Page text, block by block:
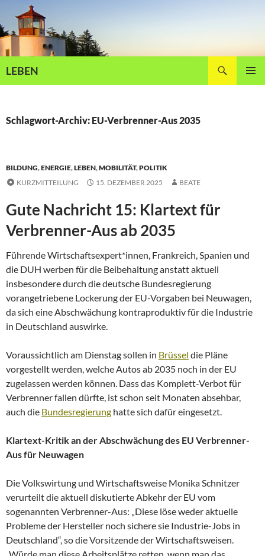
Inhalt
springen
LEBEN
Schlagwort-Archiv: EU-Verbrenner-Aus 2035
BILDUNG,ENERGIE,LEBEN,MOBILITÄT,POLITIK
KURZMITTEILUNG
15. DEZEMBER 2025 BEATE
Gute Nachricht 15: Klartext für
Verbrenner-Aus ab 2035
Führende Wirtschaftsexpert*innen, Frankreich, Spanien und
die DUH werben für die Beibehaltung anstatt aktuell
insbesondere durch die deutsche Bundesregierung
vorangetriebene Lockerung der EU-Vorgaben bei Neuwagen,
da sich eine Abschwächung kontraproduktiv für die Industrie
in Deutschland auswirke.
Voraussichtlich am Dienstag sollen in Brüssel die Pläne
vorgestellt werden, welche Autos ab 2035 noch in der EU
zugelassen werden können. Dass das Komplett-Verbot für
Verbrenner fallen dürfte, ist schon seit Monaten absehbar,
auch die Bundesregierung hatte sich dafür eingesetzt.
Klartext-Kritik an der Abschwächung des EU Verbrenner-
Aus für Neuwagen
Die Volkswirtung und Wirtschaftsweise Monika Schnitzer
verurteilt die aktuell diskutierte Abkehr der EU vom
sogenannten Verbrenner-Aus: „Diese löse weder aktuelle
Probleme der Hersteller noch sichere sie Industrie-Jobs in
Deutschland“, so die Vorsitzende der Wirtschaftsweisen.